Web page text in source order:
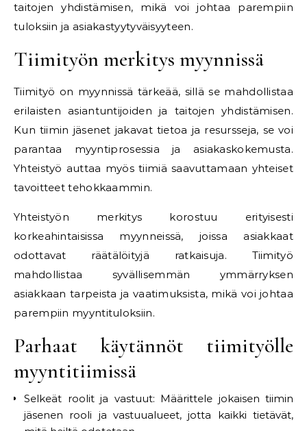
taitojen yhdistämisen, mikä voi johtaa parempiin
tuloksiin ja asiakastyytyväisyyteen.
Tiimityön merkitys myynnissä
Tiimityö on myynnissä tärkeää, sillä se mahdollistaa
erilaisten asiantuntijoiden ja taitojen yhdistämisen.
Kun tiimin jäsenet jakavat tietoa ja resursseja, se voi
parantaa myyntiprosessia ja asiakaskokemusta.
Yhteistyö auttaa myös tiimiä saavuttamaan yhteiset
tavoitteet tehokkaammin.
Yhteistyön merkitys korostuu erityisesti
korkeahintaisissa myynneissä, joissa asiakkaat
odottavat räätälöityjä ratkaisuja. Tiimityö
mahdollistaa syvällisemmän ymmärryksen
asiakkaan tarpeista ja vaatimuksista, mikä voi johtaa
parempiin myyntituloksiin.
Parhaat käytännöt tiimityölle
myyntitiimissä
Selkeät roolit ja vastuut: Määrittele jokaisen tiimin
jäsenen rooli ja vastuualueet, jotta kaikki tietävät,